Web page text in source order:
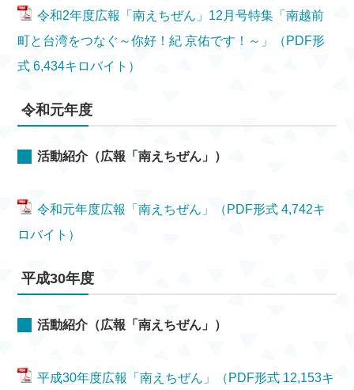
令和2年度広報「南えちぜん」12月号特集「南越前
町と台湾をつなぐ～你好！紀 京佑です！～」（PDF形
式 6,434キロバイト）
令和元年度
活動紹介（広報「南えちぜん」）
令和元年度広報「南えちぜん」（PDF形式 4,742キ
ロバイト）
平成30年度
活動紹介（広報「南えちぜん」）
平成30年度広報「南えちぜん」（PDF形式 12,153キ